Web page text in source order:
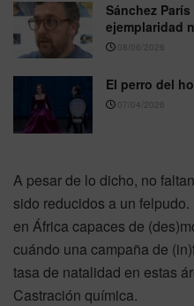
Sánchez
ejemplaridad
08/06/2026
El perro del
07/04/2026
A pesar de lo dicho, no
sido reducidos a un
en África capaces de
cuándo una campaña de
tasa de natalidad en estas
Castración química.